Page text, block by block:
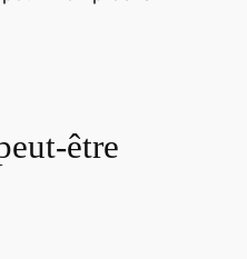
être